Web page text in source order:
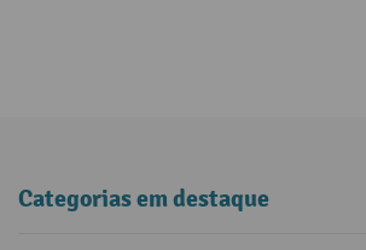
Categorias em destaque